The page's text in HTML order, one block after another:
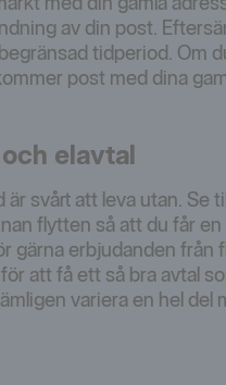
av din post.
tidperiod. Om
post med dina
elavtal
är svårt att leva utan. Se
flytten så att du får
gärna erbjudanden från
att få ett så bra avtal
variera en hel del